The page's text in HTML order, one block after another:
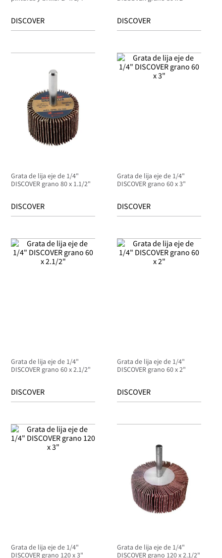
DISCOVER DISCOVER
Grata de lija eje de 1/4"
DISCOVER grano 80 x 1.1/2"
DISCOVER
Grata de lija eje de 1/4"
DISCOVER grano 60 x 3"
DISCOVER
Grata de lija eje de 1/4"
DISCOVER grano 60 x 2.1/2"
DISCOVER
Grata de lija eje de 1/4"
DISCOVER grano 60 x 2"
DISCOVER
Grata de lija eje de 1/4"
DISCOVER grano 120 x 3"
Grata de lija eje de 1/4"
DISCOVER grano 120 x 2.1/2"